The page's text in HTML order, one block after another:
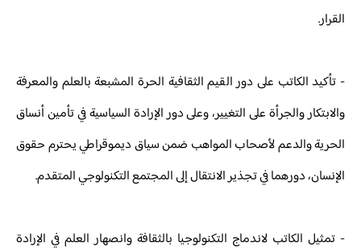
القرار.
- تأكيد الكاتب على دور القيم الثقافية الحرة المشبعة بالعلم والمعرفة
والابتكار والجرأة على التغيير، وعلى دور الإرادة السياسية في تأمين أنساق
الحرية والدعم لأصحاب المواهب ضمن سياق ديموقراطي يحترم حقوق
الإنسان، دورهما في تجذير الانتقال إلى المجتمع التكنولوجي المتقدم.
- تمثيل الكاتب لاندماج التكنولوجيا بالثقافة وانصهار العلم في الإرادة